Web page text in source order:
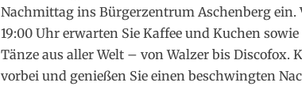
Nachmittag ins Bürgerzentrum Aschenberg ein.
19:00 Uhr erwarten Sie Kaffee und Kuchen
Tänze aus aller Welt – von Walzer bis Discofox.
vorbei und genießen Sie einen beschwingten